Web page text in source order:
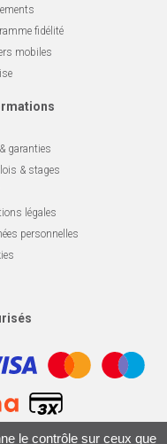
fidélité
mobiles
garanties
& stages
légales
personnelles
le contrôle sur ceux que